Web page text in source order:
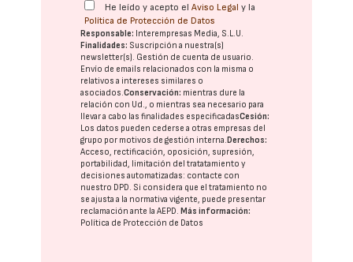
He leído y acepto elAviso Legal y la
Política de Protección de Datos
Responsable: Interempresas Media, S.L.U.
Finalidades: Suscripción a nuestra(s)
newsletter(s). Gestión de cuenta de usuario.
Envío de emails relacionados con la misma o
relativos a intereses similares o
asociados.Conservación: mientras dure la
relación con Ud., o mientras sea necesario para
llevar a cabo las finalidades especificadasCesión:
Los datos pueden cederse a otras empresas del
grupo por motivos de gestión interna.Derechos:
Acceso, rectificación, oposición, supresión,
portabilidad, limitación del tratatamiento y
decisiones automatizadas: contacte con
nuestro DPD. Si considera que el tratamiento no
se ajusta a la normativa vigente, puede presentar
reclamación ante laAEPD.Más información:
Política de Protección de Datos